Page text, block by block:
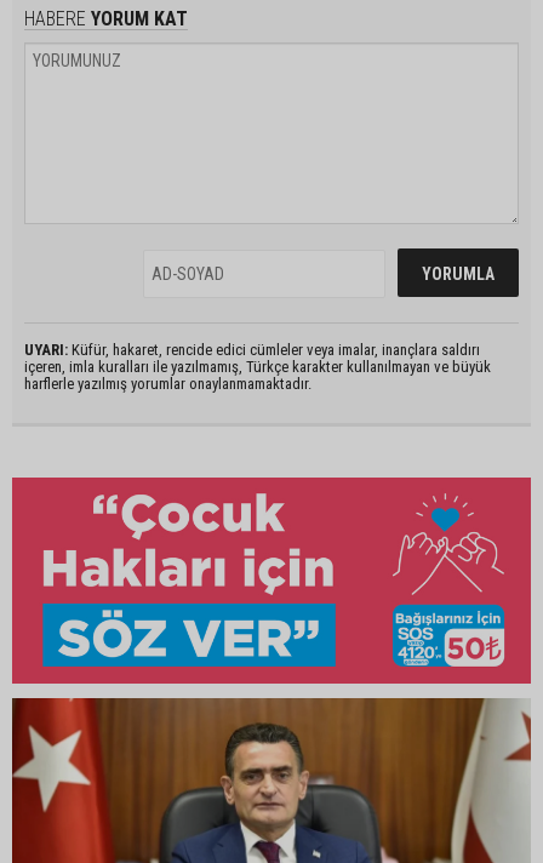
HABERE YORUM KAT
UYARI: Küfür, hakaret, rencide edici cümleler veya imalar, inançlara saldırı
içeren, imla kuralları ile yazılmamış, Türkçe karakter kullanılmayan ve büyük
harflerle yazılmış yorumlar onaylanmamaktadır.